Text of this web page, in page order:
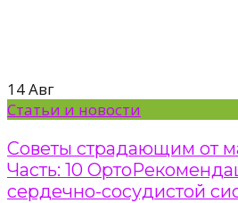
14Авг
Статьи и новости
Советы страдающим от
Часть: 10
сердечно-сосудистой